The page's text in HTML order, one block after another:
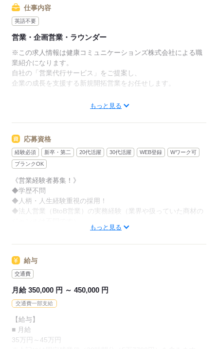
ながら、
まずはAIを活用した確度の高いリストを用いた架電ア
プローチからスタート！
りと掴んでいただきます。
慣れてきたらフィールドセールスとして
存分にご活躍いただけます！
丁寧にフォローするのでご安心ください＊
＜稼げる環境を整備＞
年2回の賞与にプラスして
インセンティブを支給★
初年度から年収1000万円超えを
叶えているメンバーもいるほどで、
・若いウチからキャリアアップを果たしたい
そんな方にも最適な職場環境ですよ♪
先輩からのメッセージ
20代の代表が立ち上げた会社だけあって、
平均年齢の若い会社です！
仕事内容
英語不要
営業・企画営業・ラウンダー
※この求人情報は健康コミュニケーションズ株式会社による職
業紹介になります。
自社の「営業代行サービス」をご提案し、
企業の成長を支援する新規開拓営業をお任せします。
・Web商談
・ご提案
・クロージング
・ご契約
そのまま成約数（＝インセンティブ）へと
ダイレクトに反映されます。
無形商材を扱うからこそ、
マニュアル通りの営業ではなく、
面白さがあります！
＜商材について＞
企業の採用課題を解決する
『人事商談バンク』を提供している同社。
人事商談バンクとは
企業の人事担当とHRソリューション企業などを
マッチングさせるサービスです。
もっと見る
応募資格
経験必須 新卒・第二 20代活躍 30代活躍 WEB登録
Wワーク可
ブランクOK
《営業経験者募集！》
◆学歴不問
◆人柄・人生経験重視の採用！
◆法人営業（BtoB営業）の実務経験（業界や扱っていた商材の
「これまでの成果に見合った報酬を得たい」
という方を歓迎します！
人材営業経験
営業や電話対応、テレアポの経験
無形商材営業経験
もっと見る
給与
交通費
月給 350,000 円 ～ 450,000 円
交通費一部支給
【給与】
■ 月給
35万円～45万円